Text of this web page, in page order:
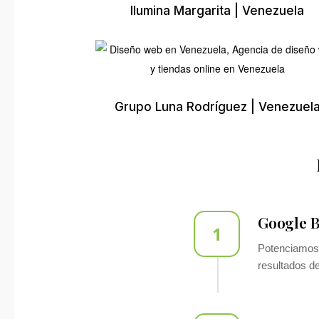
Ilumina Margarita | Venezuela
Grupo Luna Rodríguez |
1 Google
resultados